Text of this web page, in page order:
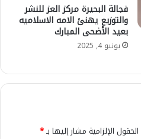
فجالة البحيرة مركز العز للنشر
والتوزيع يهنئ الامه الاسلاميه
بعيد الأضحى المبارك
يونيو 4, 2025
الحقول الإلزامية مشار إليها بـ*